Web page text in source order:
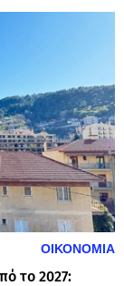
ΟΙΚΟΝΟΜΙΑ
το 2027: